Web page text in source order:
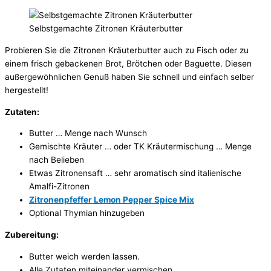
Selbstgemachte Zitronen Kräuterbutter
Probieren Sie die Zitronen Kräuterbutter auch zu Fisch oder zu
einem frisch gebackenen Brot, Brötchen oder Baguette. Diesen
außergewöhnlichen Genuß haben Sie schnell und einfach selber
hergestellt!
Zutaten:
Butter … Menge nach Wunsch
Gemischte Kräuter … oder TK Kräutermischung … Menge
nach Belieben
Etwas Zitronensaft … sehr aromatisch sind italienische
Amalfi-Zitronen
Zitronenpfeffer Lemon Pepper Spice Mix
Optional Thymian hinzugeben
Zubereitung:
Butter weich werden lassen.